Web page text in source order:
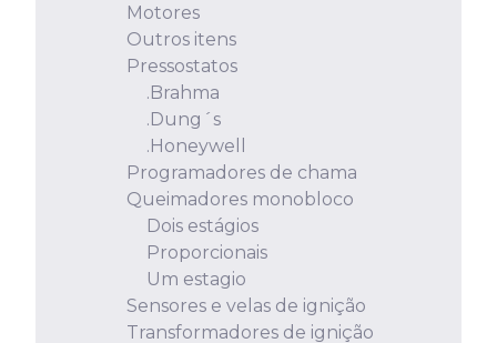
Motores
Outros itens
Pressostatos
.Brahma
.Dung´s
.Honeywell
Programadores de chama
Queimadores monobloco
Dois estágios
Proporcionais
Um estagio
Sensores e velas de ignição
Transformadores de ignição